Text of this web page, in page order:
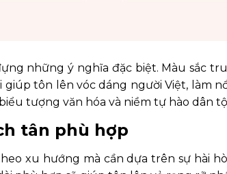
những ý nghĩa đặc biệt. Màu sắc
tôn lên vóc dáng người Việt, làm
tượng văn hóa và niềm tự hào dân
tân phù hợp
xu hướng mà cần dựa trên sự hài